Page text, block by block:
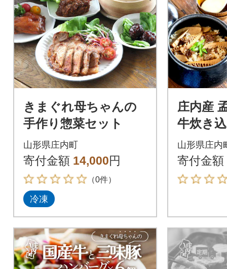
きまぐれ母ちゃんの
手作り惣菜セット
山形県庄内町
寄付金額 14,000円
（0件）
冷凍
庄内産
牛炊き
合用 タ
こ 山形
飯 素
山形県庄内
寄付金額